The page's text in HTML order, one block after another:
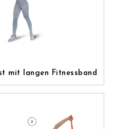
mit langen Fitnessband